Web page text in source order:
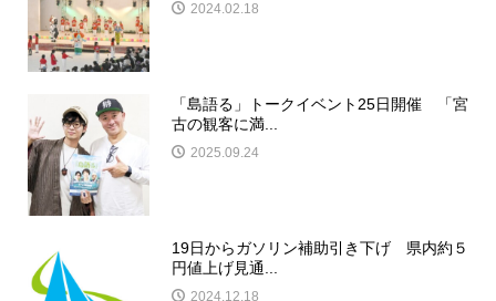
2024.02.18
「島語る」トークイベント25日開催 「宮
古の観客に満...
2025.09.24
19日からガソリン補助引き下げ 県内約５
円値上げ見通...
2024.12.18